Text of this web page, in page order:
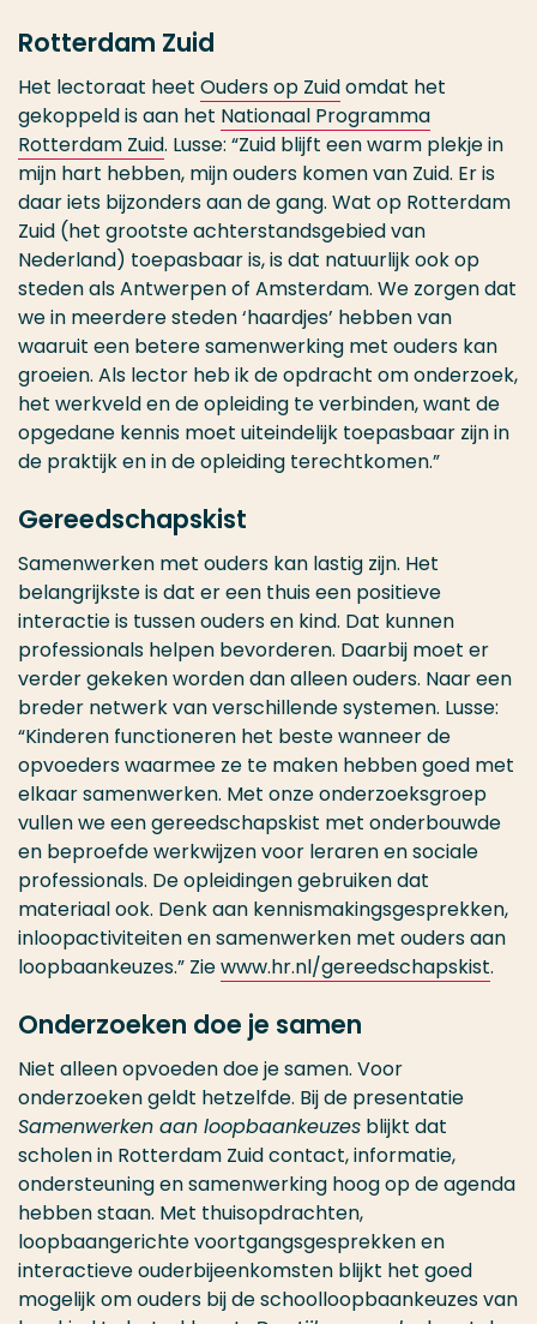
Rotterdam Zuid
Het lectoraat heet Ouders op Zuidomdat het
gekoppeld is aan het Nationaal Programma
Rotterdam Zuid. Lusse: “Zuid blijft een warm plekje in
mijn hart hebben, mijn ouders komen van Zuid. Er is
daar iets bijzonders aan de gang. Wat op Rotterdam
Zuid (het grootste achterstandsgebied van
Nederland) toepasbaar is, is dat natuurlijk ook op
steden als Antwerpen of Amsterdam. We zorgen dat
we in meerdere steden ‘haardjes’ hebben van
waaruit een betere samenwerking met ouders kan
groeien. Als lector heb ik de opdracht om onderzoek,
het werkveld en de opleiding te verbinden, want de
opgedane kennis moet uiteindelijk toepasbaar zijn in
de praktijk en in de opleiding terechtkomen.”
Gereedschapskist
Samenwerken met ouders kan lastig zijn. Het
belangrijkste is dat er een thuis een positieve
interactie is tussen ouders en kind. Dat kunnen
professionals helpen bevorderen. Daarbij moet er
verder gekeken worden dan alleen ouders. Naar een
breder netwerk van verschillende systemen. Lusse:
“Kinderen functioneren het beste wanneer de
opvoeders waarmee ze te maken hebben goed met
elkaar samenwerken. Met onze onderzoeksgroep
vullen we een gereedschapskist met onderbouwde
en beproefde werkwijzen voor leraren en sociale
professionals. De opleidingen gebruiken dat
materiaal ook. Denk aan kennismakingsgesprekken,
inloopactiviteiten en samenwerken met ouders aan
loopbaankeuzes.” Ziewww.hr.nl/gereedschapskist.
Onderzoeken doe je samen
Niet alleen opvoeden doe je samen. Voor
onderzoeken geldt hetzelfde. Bij de presentatie
Samenwerken aan loopbaankeuzes blijkt dat
scholen in Rotterdam Zuid contact, informatie,
ondersteuning en samenwerking hoog op de agenda
hebben staan. Met thuisopdrachten,
loopbaangerichte voortgangsgesprekken en
interactieve ouderbijeenkomsten blijkt het goed
mogelijk om ouders bij de schoolloopbaankeuzes van